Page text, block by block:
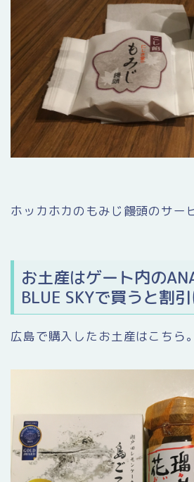
ホッカホカのもみじ饅頭のサー
お土産はゲート内の
BLUE SKYで買うと割
広島で購入したお土産はこちら。